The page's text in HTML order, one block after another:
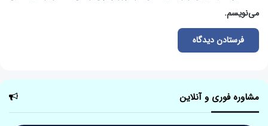
می‌نویسم.
مشاوره فوری و آنلاین